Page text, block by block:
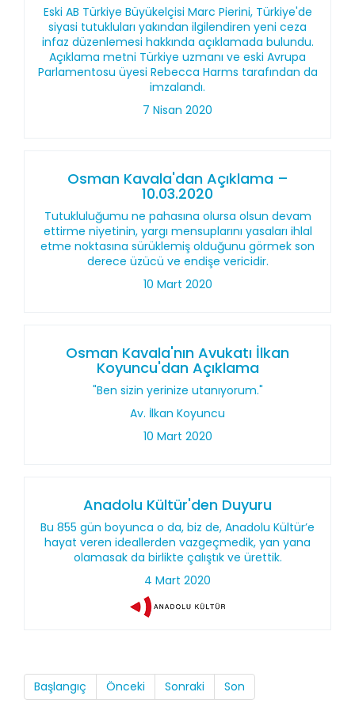
Eski AB Türkiye Büyükelçisi Marc Pierini, Türkiye'de
siyasi tutukluları yakından ilgilendiren yeni ceza
infaz düzenlemesi hakkında açıklamada bulundu.
Açıklama metni Türkiye uzmanı ve eski Avrupa
Parlamentosu üyesi Rebecca Harms tarafından da
imzalandı.
7 Nisan 2020
Osman Kavala'dan Açıklama –
10.03.2020
Tutukluluğumu ne pahasına olursa olsun devam
ettirme niyetinin, yargı mensuplarını yasaları ihlal
etme noktasına sürüklemiş olduğunu görmek son
derece üzücü ve endişe vericidir.
10 Mart 2020
Osman Kavala'nın Avukatı İlkan
Koyuncu'dan Açıklama
"Ben sizin yerinize utanıyorum."
Av. İlkan Koyuncu
10 Mart 2020
Anadolu Kültür'den Duyuru
Bu 855 gün boyunca o da, biz de, Anadolu Kültür’e
hayat veren ideallerden vazgeçmedik, yan yana
olamasak da birlikte çalıştık ve ürettik.
4 Mart 2020
Başlangıç Önceki Sonraki Son